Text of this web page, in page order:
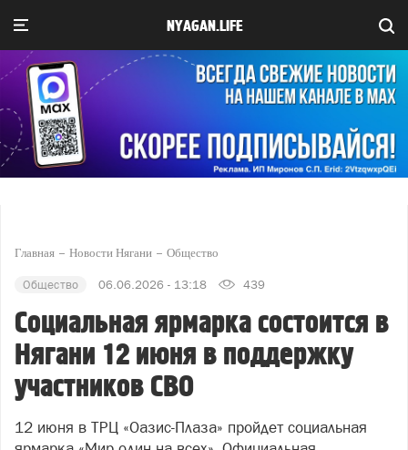
NYAGAN.LIFE
Главная Новости Нягани Общество
Общество 06.06.2026 - 13:18 439
Социальная ярмарка состоится в
Нягани 12 июня в поддержку
участников СВО
12 июня в ТРЦ «Оазис-Плаза» пройдет социальная